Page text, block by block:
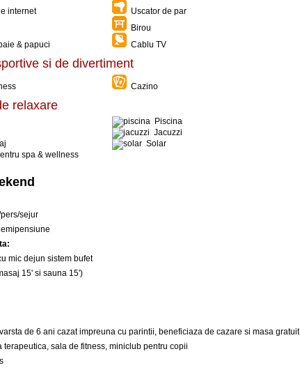
internet
Uscator de par
Birou
& papuci
Cablu TV
si de divertiment
Cazino
relaxare
Piscina
Jacuzzi
Solar
spa & wellness
sejur
mic dejun sistem bufet
15' si sauna 15')
de 6 ani cazat impreuna cu parintii, beneficiaza de cazare si masa gratuit
terapeutica, sala de fitness, miniclub pentru copii